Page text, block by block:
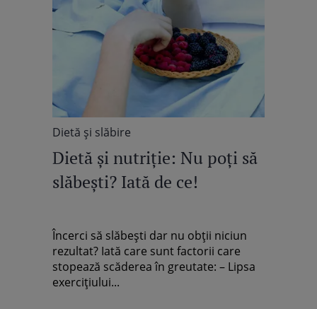
Dietă şi slăbire
Dietă şi nutriţie: Nu poţi să
slăbeşti? Iată de ce!
Încerci să slăbeşti dar nu obţii niciun
rezultat? Iată care sunt factorii care
stopează scăderea în greutate: – Lipsa
exerciţiului...